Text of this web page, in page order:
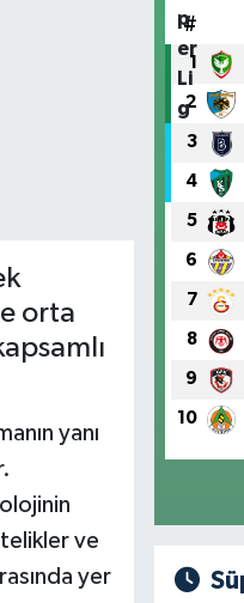
orta
yanı
ve
yer
#
1
2
3
4
5
6
7
8
9
10